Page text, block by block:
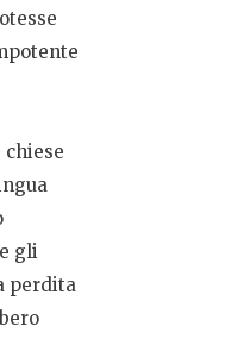
gli
perdita